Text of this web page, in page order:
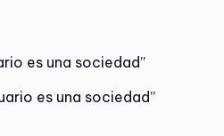
es una sociedad”
es una sociedad”